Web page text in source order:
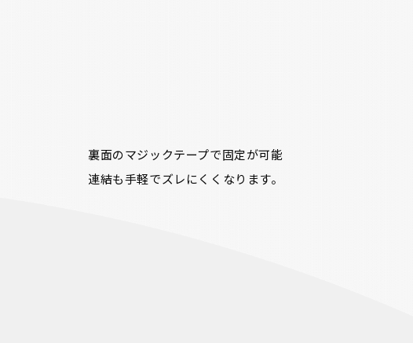
裏面のマジックテープで固定が可能
連結も手軽でズレにくくなります。